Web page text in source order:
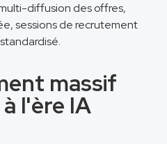
diffusion des offres,
sessions de recrutement
massif
l'ère IA